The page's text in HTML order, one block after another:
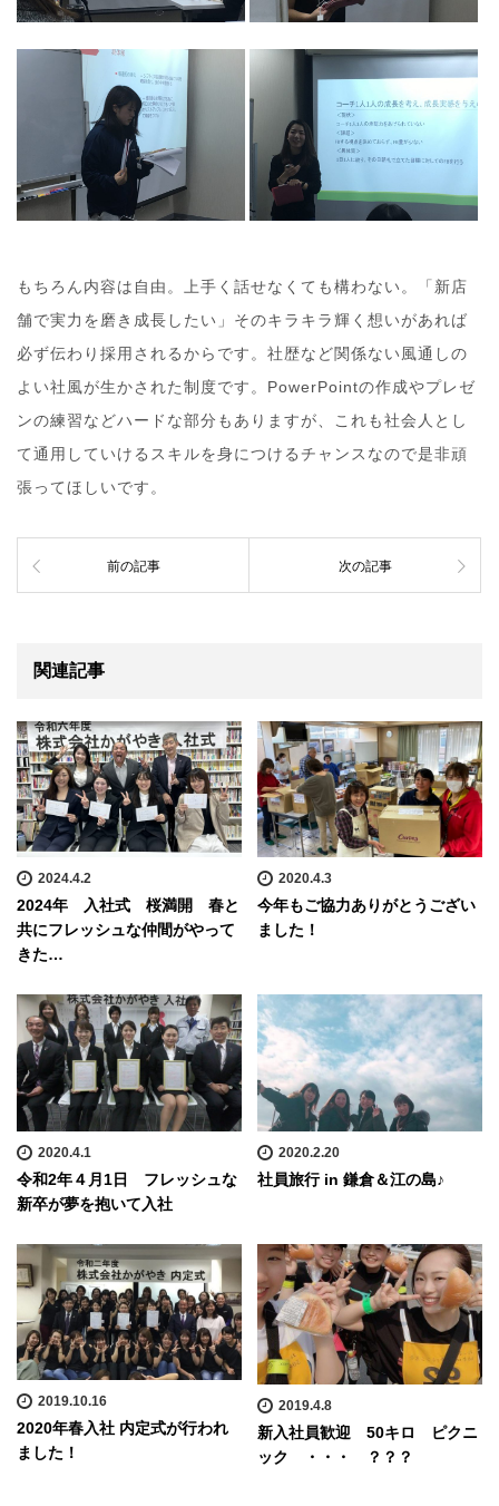
もちろん内容は自由。上手く話せなくても構わない。「新店
舗で実力を磨き成長したい」そのキラキラ輝く想いがあれば
必ず伝わり採用されるからです。社歴など関係ない風通しの
よい社風が生かされた制度です。PowerPointの作成やプレゼ
ンの練習などハードな部分もありますが、これも社会人とし
て通用していけるスキルを身につけるチャンスなので是非頑
張ってほしいです。
前の記事 次の記事
関連記事
2024.4.2
2024年 入社式 桜満開 春と
共にフレッシュな仲間がやって
きた…
2020.4.3
今年もご協力ありがとうござい
ました！
2020.4.1
令和2年４月1日 フレッシュな
新卒が夢を抱いて入社
2020.2.20
社員旅行 in 鎌倉＆江の島♪
2019.10.16
2020年春入社 内定式が行われ
ました！
2019.4.8
新入社員歓迎 50キロ ピクニ
ック ・・・ ？？？